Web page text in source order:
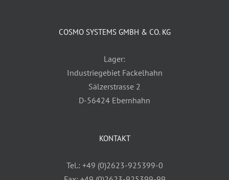
COSMO SYSTEMS GMBH & CO. KG
Lager:
Industriegebiet Fackelhahn
Sälzerstrasse 2
D-56424 Ebernhahn
KONTAKT
Tel.: +49 (0)2623-925399-0